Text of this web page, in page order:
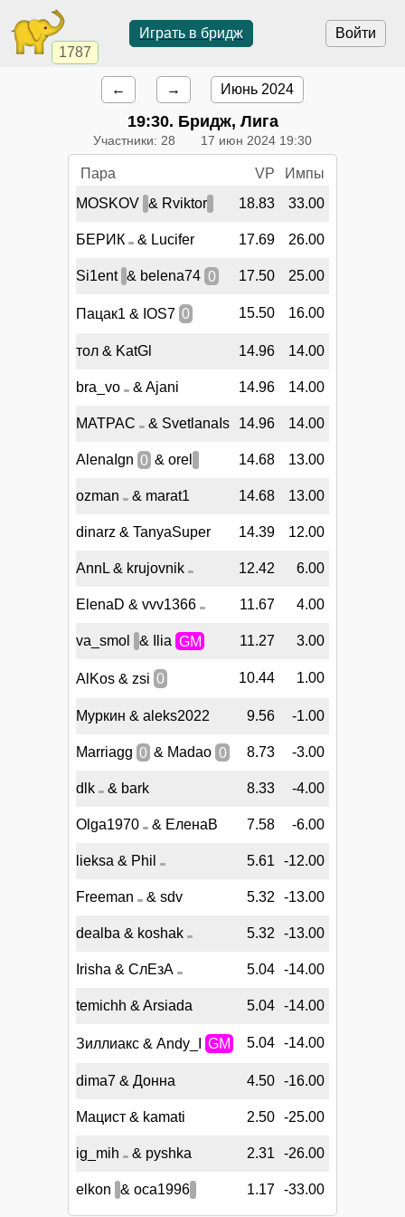
1787
Войти
Играть в бридж
← → Июнь 2024
19:30. Бридж, Лига
Участники: 28 17 июн 2024 19:30
Пара VP
Импы
MOSKOV
& Rviktor 18.83 33.00
БЕРИК & Lucifer 17.69 26.00
Si1ent & belena74 0 17.50 25.00
Пацак1 & IOS7 0 15.50 16.00
тол & KatGl 14.96 14.00
bra_vo & Ajani 14.96 14.00
MATPAC & SvetlanaIs 14.96 14.00
AlenaIgn 0 & orel 14.68 13.00
ozman & marat1 14.68 13.00
dinarz & TanyaSuper 14.39 12.00
AnnL & krujovnik 12.42 6.00
ElenaD & vvv1366 11.67 4.00
va_smol & Ilia GM 11.27 3.00
AlKos & zsi 0 10.44 1.00
Муркин & aleks2022 9.56 -1.00
Marriagg 0 & Madao 0 8.73 -3.00
dlk & bark 8.33 -4.00
Olga1970 & ЕленаВ 7.58 -6.00
lieksa & Phil 5.61 -12.00
Freeman & sdv 5.32 -13.00
dealba & koshak 5.32 -13.00
Irisha & СлЕзА 5.04 -14.00
temichh & Arsiada 5.04 -14.00
Зиллиакс & Andy_I GM 5.04 -14.00
dima7 & Донна 4.50 -16.00
Мацист & kamati 2.50 -25.00
ig_mih & pyshka 2.31 -26.00
elkon & oca1996 1.17 -33.00